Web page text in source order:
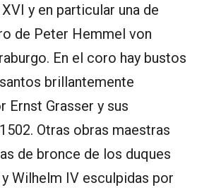
y en particular una de
de Peter Hemmel von
En el coro hay bustos
brillantemente
Ernst Grasser y sus
Otras obras maestras
de bronce de los duques
Wilhelm IV esculpidas por